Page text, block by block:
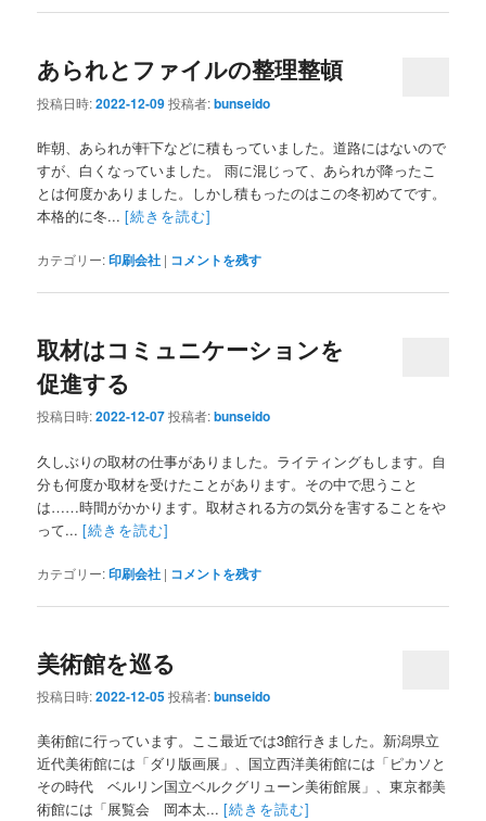
あられとファイルの整理整頓
投稿日時:2022-12-09投稿者:bunseido
昨朝、あられが軒下などに積もっていました。道路にはないので
すが、白くなっていました。 雨に混じって、あられが降ったこ
とは何度かありました。しかし積もったのはこの冬初めてです。
本格的に冬...[続きを読む]
カテゴリー:印刷会社 | コメントを残す
取材はコミュニケーションを
促進する
投稿日時:2022-12-07投稿者:bunseido
久しぶりの取材の仕事がありました。ライティングもします。自
分も何度か取材を受けたことがあります。その中で思うこと
は……時間がかかります。取材される方の気分を害することをや
って...[続きを読む]
カテゴリー:印刷会社 | コメントを残す
美術館を巡る
投稿日時:2022-12-05投稿者:bunseido
美術館に行っています。ここ最近では3館行きました。新潟県立
近代美術館には「ダリ版画展」、国立西洋美術館には「ピカソと
その時代 ベルリン国立ベルクグリューン美術館展」、東京都美
術館には「展覧会 岡本太...[続きを読む]